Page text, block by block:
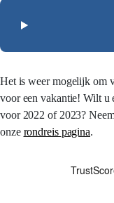
Het is weer mogelijk om
voor een vakantie! Wilt u
voor 2022 of 2023?
onze rondreis pagina.